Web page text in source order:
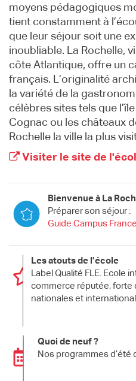
moyens pédagogiques
tient constamment à
que leur séjour soit une
inoubliable. La Rochelle,
côte Atlantique, offre un
français. L’originalité
la variété de la
célèbres sites tels que
Cognac ou les châteaux
Rochelle la ville la plus
Visiter le site de
Bienvenue à La
Préparer son séjour :
Guide Campus France
Les atouts de l’école
Label Qualité FLE. Ecole
commerce réputée, forte
nationales et
Quoi de neuf ?
Nos programmes d’été